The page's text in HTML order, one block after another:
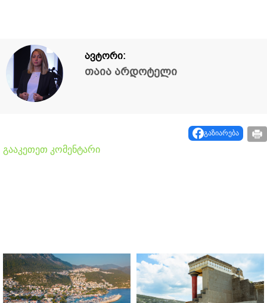
ავტორი:
თაია არდოტელი
გაზიარება
გააკეთეთ კომენტარი